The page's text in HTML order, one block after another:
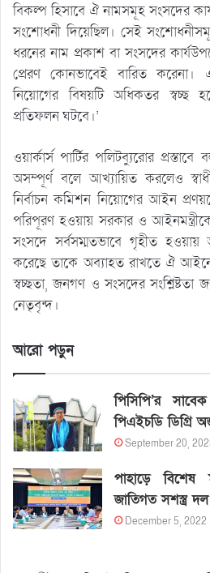
বিকল্প হিসাবে ঐ নামসমূহ সংসদের
সংশোধনী দিয়েছিল। সেই
ধরনের নাম প্রকাশ বা সংসদের
প্রেরণ কোনভাবেই বারিত করেনা।
নিয়োগের বিষয়টি অধিকতর স্বচ্ছ
প্রতিফলন ঘটবে।’
ওয়ার্কার্স পার্টির পলিটব্যুরোর
অসম্পূর্ণ বলে আখ্যায়িত করলেও
নির্বাচন কমিশন নিয়োগের আইন
পরিপূরণ হওয়ায় সরকার ও
সংসদে সর্বসম্মতভাবে গৃহীত হওয়ায়
করেছে তাকে অব্যাহত রাখতে ঐ আইনের
স্বচ্ছতা, জনগণ ও সংসদের
নেতৃবৃন্দ।
আরো পড়ুন
পিসিপি’র
পিএইচডি ডিগ্রি
September 20,
পাহাড়ে
জাতিগত সশস্ত্র
December 5, 2022